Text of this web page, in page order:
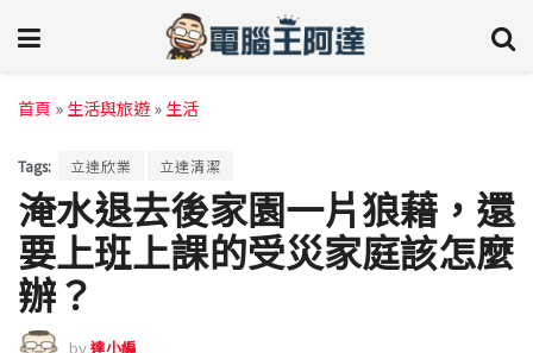
首頁 » 生活與旅遊 » 生活
Tags: 立達欣業 立達清潔
淹水退去後家園一片狼藉，還
要上班上課的受災家庭該怎麼
辦？
by達小編